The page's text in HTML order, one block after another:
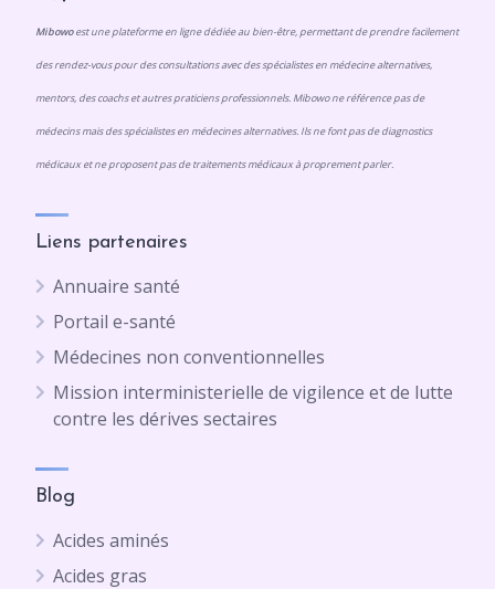
Mibowoest une plateforme en ligne dédiée au bien-être, permettant de prendre facilement
des rendez-vous pour des consultations avec des spécialistes en médecine alternatives,
mentors, des coachs et autres praticiens professionnels. Mibowo ne référence pas de
médecins mais des spécialistes en médecines alternatives. Ils ne font pas de diagnostics
médicaux et ne proposent pas de traitements médicaux à proprement parler.
Liens partenaires
Annuaire santé
Portail e-santé
Médecines non conventionnelles
Mission interministerielle de vigilence et de lutte
contre les dérives sectaires
Blog
Acides aminés
Acides gras